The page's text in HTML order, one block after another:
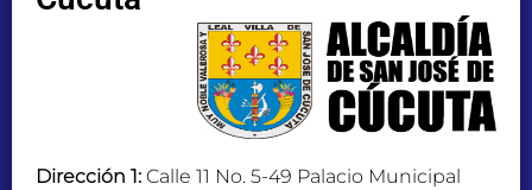
Dirección 1: Calle 11 No. 5-49 Palacio Municipal